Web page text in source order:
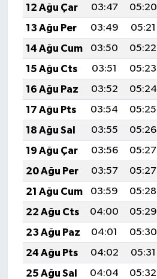
12 Ağu Çar
03:47 05:20
13 Ağu Per
03:49 05:21
14 Ağu Cum
03:50 05:22
15 Ağu Cts
03:51 05:23
16 Ağu Paz
03:52 05:24
17 Ağu Pts
03:54 05:25
18 Ağu Sal
03:55 05:26
19 Ağu Çar
03:56 05:27
20 Ağu Per
03:57 05:27
21 Ağu Cum
03:59 05:28
22 Ağu Cts
04:00 05:29
23 Ağu Paz
04:01 05:30
24 Ağu Pts
04:02 05:31
25 Ağu Sal
04:04 05:32